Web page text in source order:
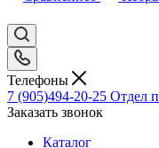
Телефоны
7 (905)494-20-25 Отдел
Заказать звонок
Каталог